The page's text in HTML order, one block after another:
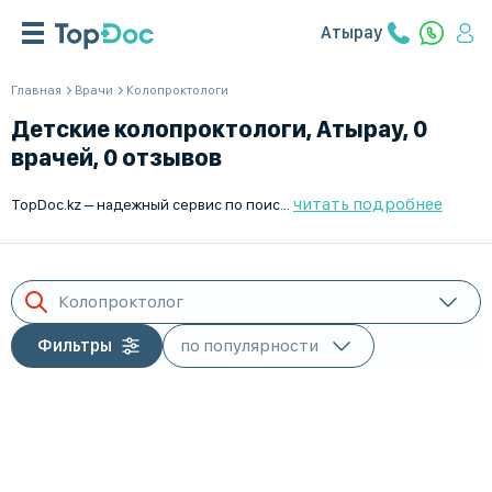
Атырау
Главная Врачи Колопроктологи
Детские колопроктологи, Атырау, 0
врачей, 0 отзывов
читать подробнее
Колопроктолог
Фильтры